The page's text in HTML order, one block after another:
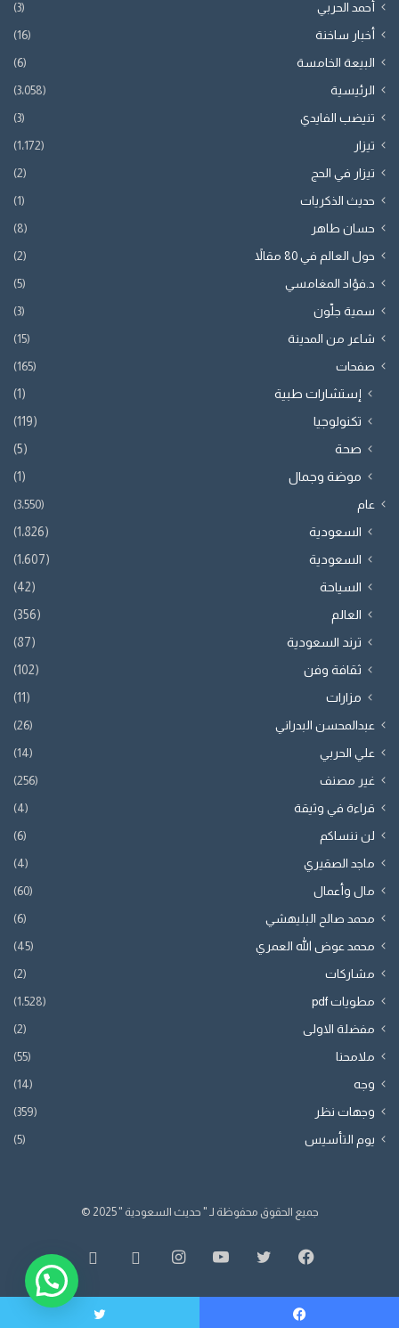
أحمد الحربي (3)
أخبار ساخنة (16)
البيعة الخامسة (6)
الرئيسية (3٬058)
تنيضب الفايدي (3)
تيزار (1٬172)
تيزار في الحج (2)
حديث الذكريات (1)
حسان طاهر (8)
حول العالم في 80 مقالاً (2)
د.فؤاد المغامسي (5)
سمية جلّون (3)
شاعر من المدينة (15)
صفحات (165)
إستشارات طبية
(1)
تكنولوجيا
(119)
صحة
(5)
موضة وجمال
(1)
عام (3٬550)
السعودية
(1٬826)
السعودية
(1٬607)
السياحة
(42)
العالم
(356)
ترند السعودية
(87)
ثقافة وفن
(102)
مزارات
(11)
عبدالمحسن البدراني (26)
علي الحربي (14)
غير مصنف (256)
قراءة في وثيقة (4)
لن ننساكم (6)
ماجد الصقيري (4)
مال وأعمال (60)
محمد صالح البليهشي (6)
محمد عوض الله العمري (45)
مشاركات (2)
مطويات pdf (1٬528)
مفضلة الاولى (2)
ملامحنا (55)
وجه (14)
وجهات نظر (359)
يوم التأسيس (5)
جميع الحقوق محفوظة لـ " حديث السعودية " 2025 ©
فيسبوكتويتر يوتيوبانستقرامSnapChat
whatsapp